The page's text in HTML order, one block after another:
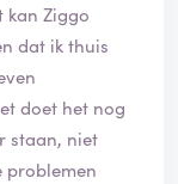
kan Ziggo
dat ik thuis
doet het nog
staan, niet
problemen